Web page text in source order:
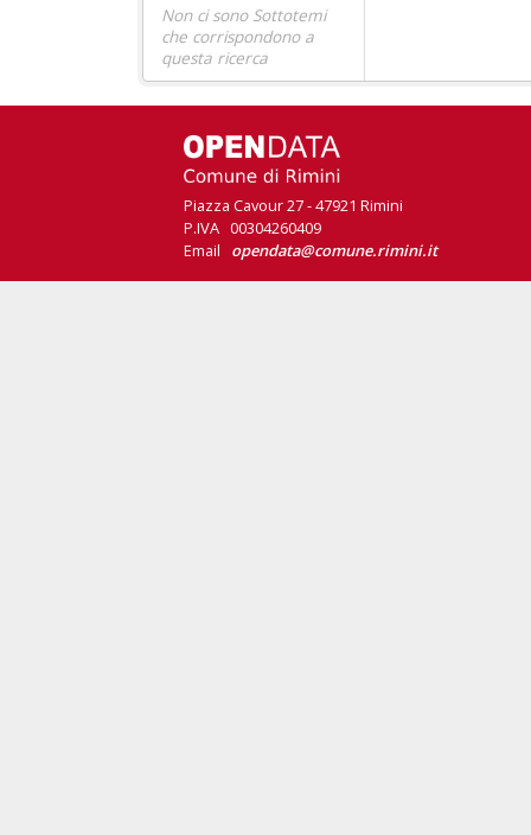
Non ci sono Sottotemi
che corrispondono a
questa ricerca
Piazza Cavour 27 - 47921 Rimini
P.IVA 00304260409
Email opendata@comune.rimini.it